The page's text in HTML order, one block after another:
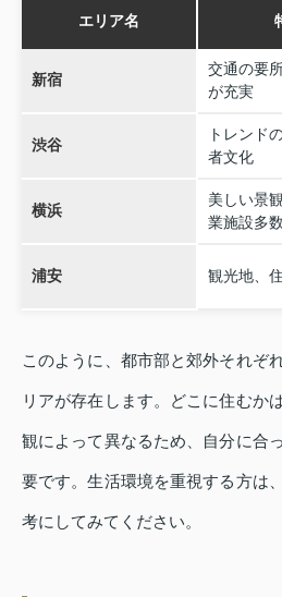
エリア名
新宿
交通の要
が充実
渋谷
トレンド
者文化
横浜
美しい景
業施設多数
浦安 観光地、
このように、都市部と郊外それぞ
リアが存在します。どこに住むか
観によって異なるため、自分に合
要です。生活環境を重視する方は
考にしてみてください。